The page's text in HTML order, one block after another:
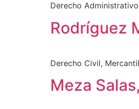
Derecho
Rodríguez
Derecho Civil,
Meza